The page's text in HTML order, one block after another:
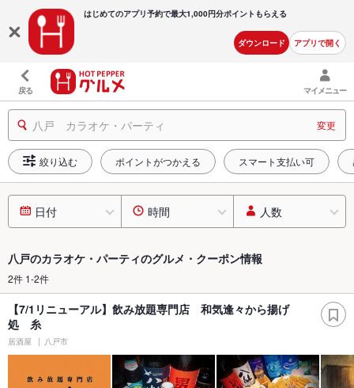
はじめてのアプリ予約で最大1,000円分ポイントもらえる
ダウンロード アプリで開く
戻る マイメニュー
八戸 カラオケ・パーティ 変更
絞り込む ポイントがつかえる スマート支払い可
日付 時間 人数
八戸のカラオケ・パーティのグルメ・クーポン情報
2件 1-2件
【7/1リニューアル】飲み放題専門店 和気逢々から揚げ
処 糸
居酒屋 八戸市